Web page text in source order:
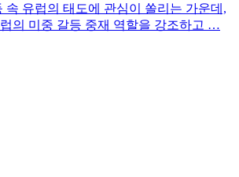
속 유럽의 태도에 관심이 쏠리는 가운데,
의 미중 갈등 중재 역할을 강조하고 …